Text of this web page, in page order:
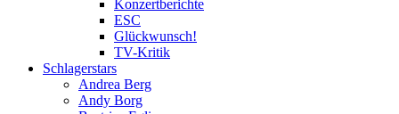
Konzertberichte
ESC
Glückwunsch!
TV-Kritik
Schlagerstars
Andrea Berg
Andy Borg